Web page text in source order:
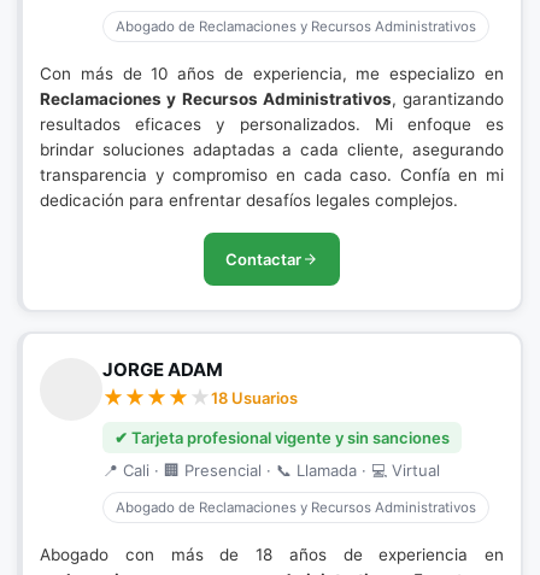
Abogado de Reclamaciones y Recursos Administrativos
Con más de 10 años de experiencia, me especializo en
Reclamaciones y Recursos Administrativos, garantizando
resultados eficaces y personalizados. Mi enfoque es
brindar soluciones adaptadas a cada cliente, asegurando
transparencia y compromiso en cada caso. Confía en mi
dedicación para enfrentar desafíos legales complejos.
Contactar
JORGE ADAM
18 Usuarios
✔ Tarjeta profesional vigente y sin sanciones
📍 Cali · 🏢 Presencial · 📞 Llamada · 💻 Virtual
Abogado de Reclamaciones y Recursos Administrativos
Abogado con más de 18 años de experiencia en